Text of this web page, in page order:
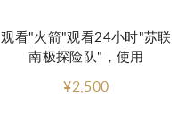
观看"火箭"观看24小时"苏联
南极探险队"，使用
¥2,500